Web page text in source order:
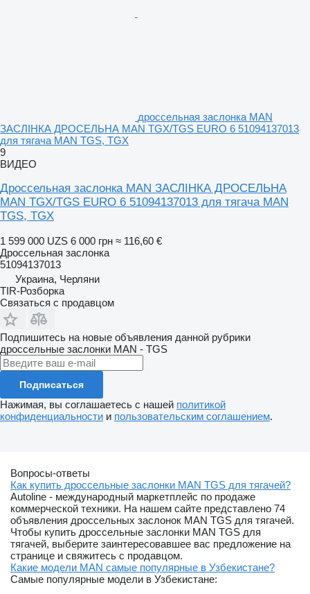
дроссельная заслонка MAN
ЗАСЛІНКА ДРОСЕЛЬНА MAN TGX/TGS EURO 6 51094137013
для тягача MAN TGS, TGX
9
ВИДЕО
Дроссельная заслонка MAN ЗАСЛІНКА ДРОСЕЛЬНА
MAN TGX/TGS EURO 6 51094137013 для тягача MAN
TGS, TGX
1 599 000 UZS 6 000 грн ≈ 116,60 €
Дроссельная заслонка
51094137013
Украина, Черляни
TIR-Розборка
Связаться с продавцом
Подпишитесь на новые объявления данной рубрики
дроссельные заслонки MAN - TGS
Подписаться
Нажимая, вы соглашаетесь с нашей политикой
конфиденциальности и пользовательским соглашением.
Вопросы-ответы
Как купить дроссельные заслонки MAN TGS для тягачей?
Autoline - международный маркетплейс по продаже
коммерческой техники. На нашем сайте представлено 74
объявления дроссельных заслонок MAN TGS для тягачей.
Чтобы купить дроссельные заслонки MAN TGS для
тягачей, выберите заинтересовавшее вас предложение на
странице и свяжитесь с продавцом.
Какие модели MAN самые популярные в Узбекистане?
Самые популярные модели в Узбекистане: